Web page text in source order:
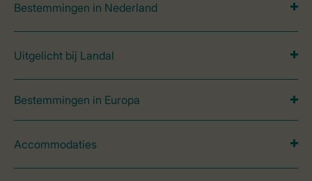
Bestemmingen in Nederland
Uitgelicht bij Landal
Bestemmingen in Europa
Accommodaties